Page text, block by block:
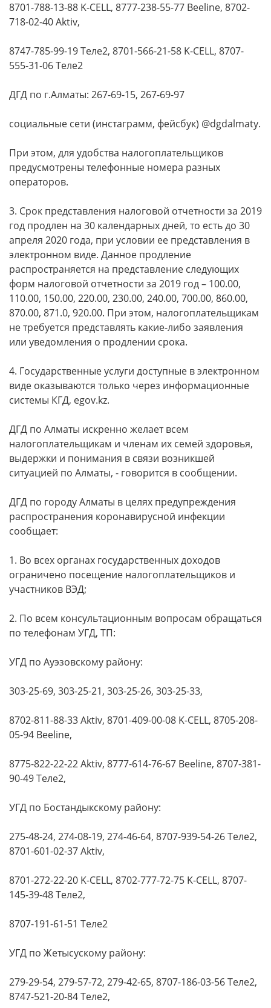
8701-788-13-88 K-CELL, 8777-238-55-77 Beeline, 8702-
718-02-40 Aktiv,
8747-785-99-19 Теле2, 8701-566-21-58 K-CELL, 8707-
555-31-06 Теле2
ДГД по г.Алматы: 267-69-15, 267-69-97
социальные сети (инстаграмм, фейсбук) @dgdalmaty.
При этом, для удобства налогоплательщиков
предусмотрены телефонные номера разных
операторов.
3. Срок представления налоговой отчетности за 2019
год продлен на 30 календарных дней, то есть до 30
апреля 2020 года, при условии ее представления в
электронном виде. Данное продление
распространяется на представление следующих
форм налоговой отчетности за 2019 год – 100.00,
110.00, 150.00, 220.00, 230.00, 240.00, 700.00, 860.00,
870.00, 871.0, 920.00. При этом, налогоплательщикам
не требуется представлять какие-либо заявления
или уведомления о продлении срока.
4. Государственные услуги доступные в электронном
виде оказываются только через информационные
системы КГД, egov.kz.
ДГД по Алматы искренно желает всем
налогоплательщикам и членам их семей здоровья,
выдержки и понимания в связи возникшей
ситуацией по Алматы, - говорится в сообщении.
ДГД по городу Алматы в целях предупреждения
распространения коронавирусной инфекции
сообщает:
1. Во всех органах государственных доходов
ограничено посещение налогоплательщиков и
участников ВЭД;
2. По всем консультационным вопросам обращаться
по телефонам УГД, ТП:
УГД по Ауэзовскому району:
303-25-69, 303-25-21, 303-25-26, 303-25-33,
8702-811-88-33 Aktiv, 8701-409-00-08 K-CELL, 8705-208-
05-94 Beeline,
8775-822-22-22 Aktiv, 8777-614-76-67 Beeline, 8707-381-
90-49 Теле2,
УГД по Бостандыкскому району:
275-48-24, 274-08-19, 274-46-64, 8707-939-54-26 Теле2,
8701-601-02-37 Aktiv,
8701-272-22-20 K-CELL, 8702-777-72-75 K-CELL, 8707-
145-39-48 Теле2,
8707-191-61-51 Теле2
УГД по Жетысускому району:
279-29-54, 279-57-72, 279-42-65, 8707-186-03-56 Теле2,
8747-521-20-84 Теле2,